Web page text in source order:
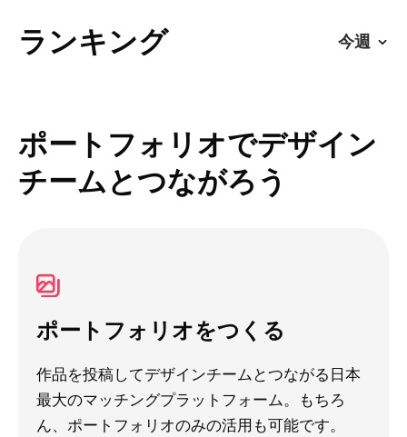
ランキング
ポートフォリオでデザイン
チームとつながろう
ポートフォリオをつくる
作品を投稿してデザインチームとつながる日本
最大のマッチングプラットフォーム。もちろ
ん、ポートフォリオのみの活用も可能です。